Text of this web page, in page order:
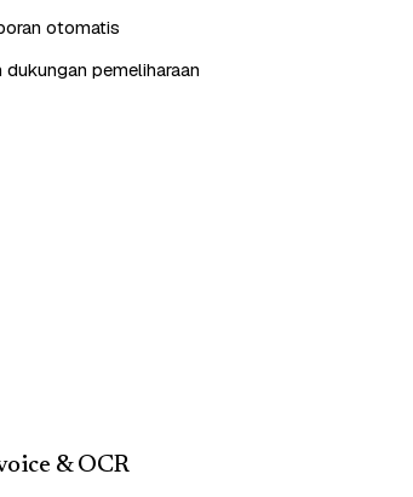
otomatis
pemeliharaan
& OCR